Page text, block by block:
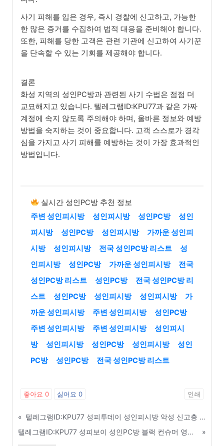
사기 피해를 입은 경우, 즉시 경찰에 신고하고, 가능한
한 많은 증거를 수집하여 법적 대응을 준비해야 합니다.
또한, 피해를 당한 고객은 관련 기관에 신고하여 사기꾼
을 단속할 수 있는 기회를 제공해야 합니다.
결론
화성 지역의 성인PC방과 관련된 사기 수법은 점점 더
교묘해지고 있습니다. 텔레그램ID:KPU77과 같은 가짜
계정에 속지 않도록 주의해야 하며, 올바른 정보와 예방
방법을 숙지하는 것이 중요합니다. 고객 스스로가 경각
심을 가지고 사기 피해를 예방하는 것이 가장 효과적인
방법입니다.
실시간 성인PC방 추천 정보
주변 성인피시방
성인피시방 성인PC방
성인
피시방
성인PC방 성인피시방
가까운 성인피
시방
성인피시방 전국 성인PC방 리스트
성
인피시방
성인PC방 가까운 성인피시방
전국
성인PC방 리스트
성인PC방
전국 성인PC방 리
스트
성인PC방 성인피시방 성인피시방
가
까운 성인피시방
주변 성인피시방
성인PC방
주변 성인피시방
주변 성인피시방
성인피시
방
성인피시방 성인PC방 성인피시방
성인
PC방
성인PC방 전국 성인PC방 리스트
좋아요 0 싫어요 0 인쇄
«
텔레그램ID:KPU77 성피투데이 성인피시방 악성 신고충 IP 및 신상 정보 공유방 - 광명
텔레그램ID:KPU77 성피보이 성인PC방 블랙 컨슈머 영구 차단 디비(DB) 공유 - 서대문구
»